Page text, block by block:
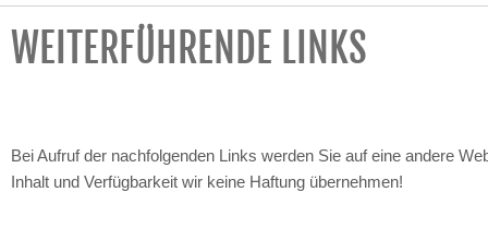
WEITERFÜHRENDE LINKS
Bei Aufruf der nachfolgenden Links werden Sie auf eine andere
Inhalt und Verfügbarkeit wir keine Haftung übernehmen!